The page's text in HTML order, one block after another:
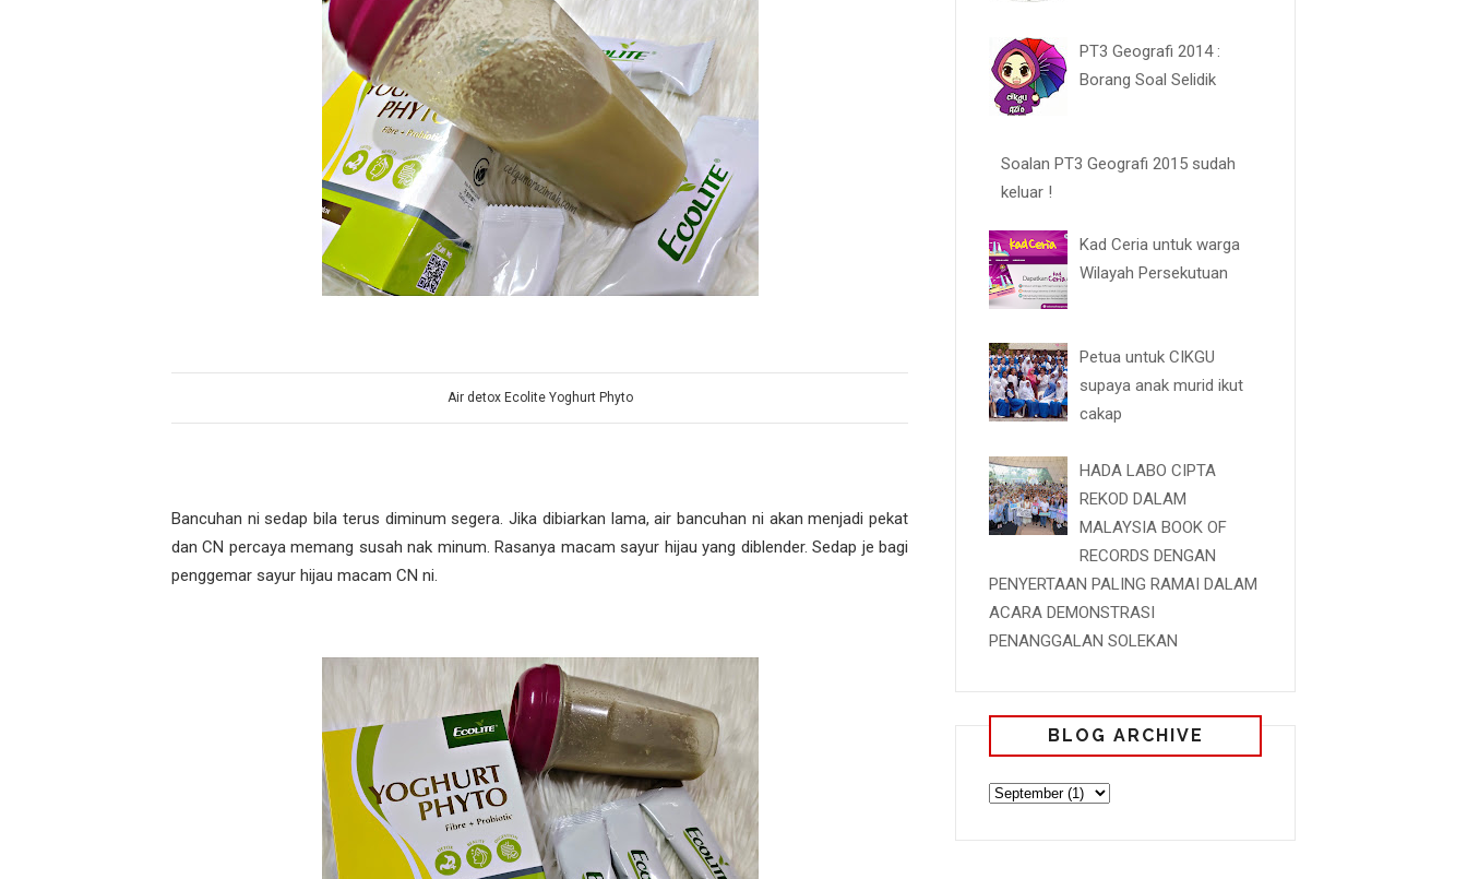
Air detox Ecolite Yoghurt Phyto
Bancuhan ni sedap bila terus diminum segera. Jika dibiarkan lama, air bancuhan ni akan menjadi pekat
dan CN percaya memang susah nak minum. Rasanya macam sayur hijau yang diblender. Sedap je bagi
penggemar sayur hijau macam CN ni.
PT3 Geografi 2014 :
Borang Soal Selidik
Soalan PT3 Geografi 2015 sudah
keluar !
Kad Ceria untuk warga
Wilayah Persekutuan
Petua untuk CIKGU
supaya anak murid ikut
cakap
HADA LABO CIPTA
REKOD DALAM
MALAYSIA BOOK OF
RECORDS DENGAN
PENYERTAAN PALING RAMAI DALAM
ACARA DEMONSTRASI
PENANGGALAN SOLEKAN
BLOG ARCHIVE